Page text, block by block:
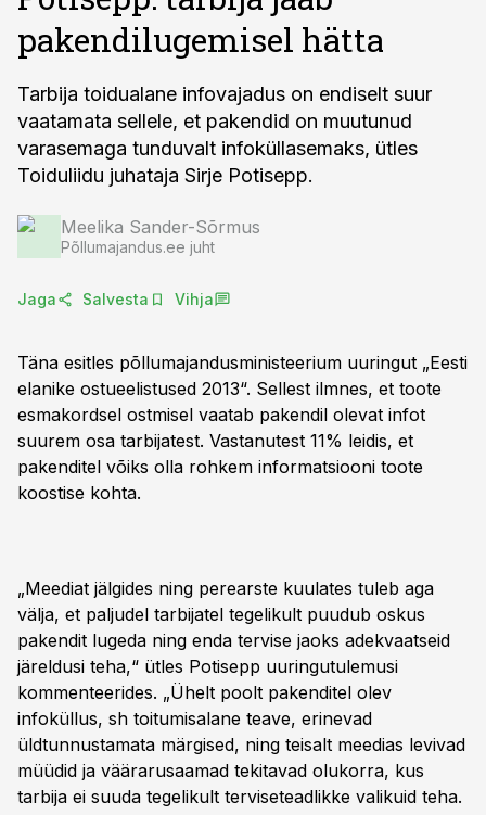
pakendilugemisel hätta
Tarbija toidualane infovajadus on endiselt suur
vaatamata sellele, et pakendid on muutunud
varasemaga tunduvalt infoküllasemaks, ütles
Toiduliidu juhataja Sirje Potisepp.
Meelika Sander-Sõrmus
Põllumajandus.ee juht
Jaga Salvesta Vihja
Täna esitles põllumajandusministeerium uuringut „Eesti
elanike ostueelistused 2013“. Sellest ilmnes, et toote
esmakordsel ostmisel vaatab pakendil olevat infot
suurem osa tarbijatest. Vastanutest 11% leidis, et
pakenditel võiks olla rohkem informatsiooni toote
koostise kohta.
„Meediat jälgides ning perearste kuulates tuleb aga
välja, et paljudel tarbijatel tegelikult puudub oskus
pakendit lugeda ning enda tervise jaoks adekvaatseid
järeldusi teha,“ ütles Potisepp uuringutulemusi
kommenteerides. „Ühelt poolt pakenditel olev
infoküllus, sh toitumisalane teave, erinevad
üldtunnustamata märgised, ning teisalt meedias levivad
müüdid ja väärarusaamad tekitavad olukorra, kus
tarbija ei suuda tegelikult terviseteadlikke valikuid teha.